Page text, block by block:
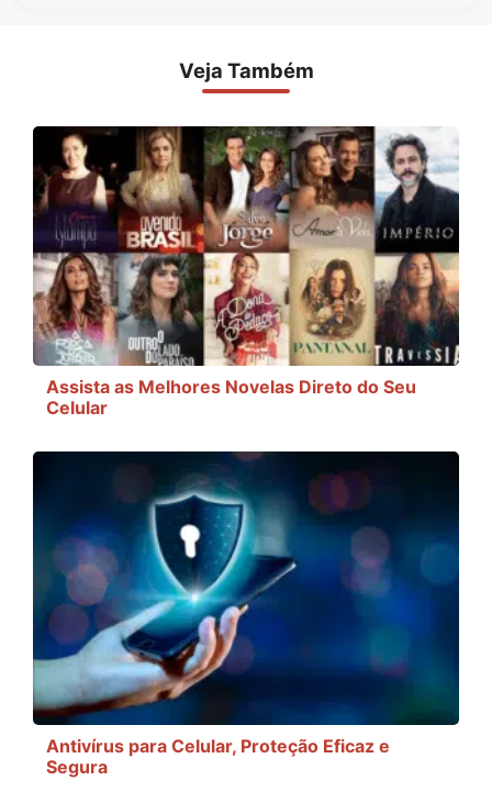
Veja Também
Assista as Melhores Novelas Direto do Seu
Celular
Antivírus para Celular, Proteção Eficaz e
Segura